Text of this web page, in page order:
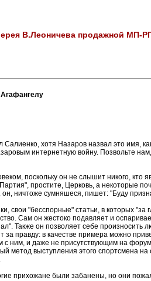
В.Леоничева продажной
хотя Назаров назвал это имя,
интернетную войну. Позвольте
поскольку он не слышит никого, кто
простите, Церковь, а некоторые
он, ничтоже сумняшеся, пишет: "Буду
свои "бесспорные" статьи, в которых
Сам он жестоко подавляет и
Также он позволяет себе
за правду: в качестве примера можно
ним, и даже не присутствующим на
метод выступления этого спортсмена
прихожане были забанены, но они